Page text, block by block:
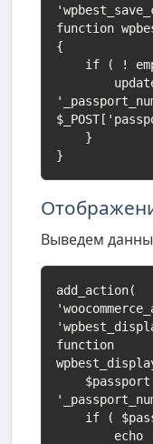
function
{
}
Выведем
add_action(
function